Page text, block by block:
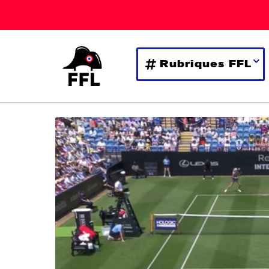
Rubriques FFL